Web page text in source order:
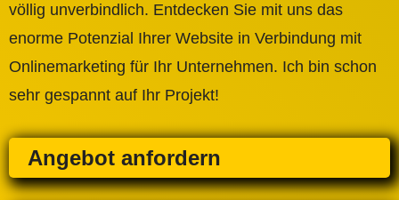
völlig unverbindlich. Entdecken Sie mit uns das
enorme Potenzial Ihrer Website in Verbindung mit
Onlinemarketing für Ihr Unternehmen. Ich bin schon
sehr gespannt auf Ihr Projekt!
Angebot anfordern